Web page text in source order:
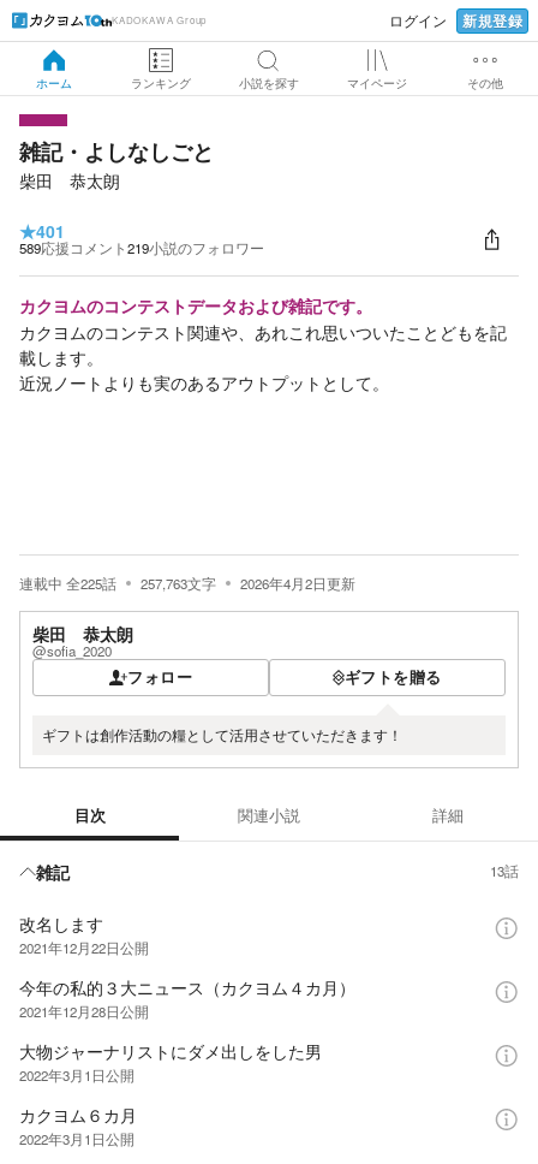
KADOKAWA Group ログイン 新規登録
ホーム ランキング 小説を探す マイページ その他
雑記・よしなしごと
柴田 恭太朗
★401
589応援コメント219小説のフォロワー
カクヨムのコンテストデータおよび雑記です。
カクヨムのコンテスト関連や、あれこれ思いついたことどもを記
載します。
近況ノートよりも実のあるアウトプットとして。
連載中 全225話 257,763文字 2026年4月2日更新
柴田 恭太朗
@sofia_2020
フォロー ギフトを贈る
ギフトは創作活動の糧として活用させていただきます！
目次 関連小説 詳細
雑記 13話
改名します
2021年12月22日公開
今年の私的３大ニュース（カクヨム４カ月）
2021年12月28日公開
大物ジャーナリストにダメ出しをした男
2022年3月1日公開
カクヨム６カ月
2022年3月1日公開